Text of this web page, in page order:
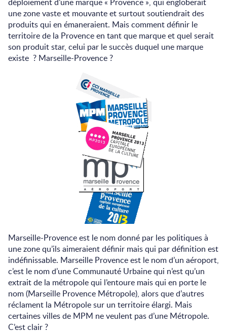
une zone vaste et mouvante et surtout soutiendrait des
produits qui en émaneraient. Mais comment définir le
territoire de la Provence en tant que marque et quel serait
son produit star, celui par le succès duquel une marque
existe ? Marseille-Provence ?
Marseille-Provence est le nom donné par les politiques à
une zone qu’ils aimeraient définir mais qui par définition est
indéfinissable. Marseille Provence est le nom d’un aéroport,
c’est le nom d’une Communauté Urbaine qui n’est qu’un
extrait de la métropole qui l’entoure mais qui en porte le
nom (Marseille Provence Métropole), alors que d’autres
réclament la Métropole sur un territoire élargi. Mais
certaines villes de MPM ne veulent pas d’une Métropole.
C’est clair ?